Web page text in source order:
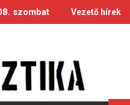
szombat Vezető hírek